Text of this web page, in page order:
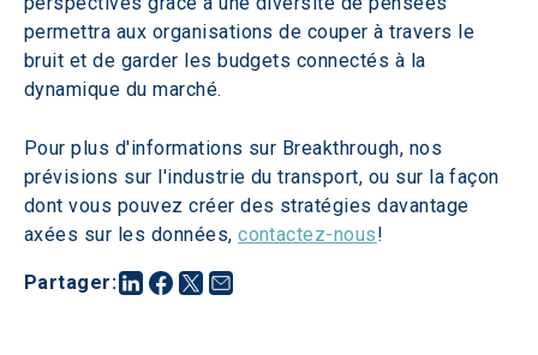
Partager:
permettra aux organisations de couper à travers le
bruit et de garder les budgets connectés à la
dynamique du marché.
Pour plus d'informations sur Breakthrough, nos
prévisions sur l'industrie du transport, ou sur la façon
dont vous pouvez créer des stratégies davantage
axées sur les données, contactez-nous!